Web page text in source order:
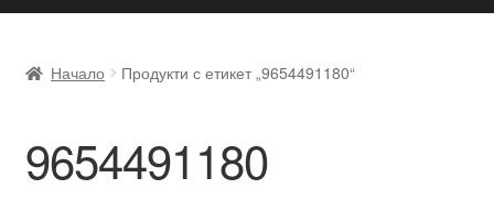
navigation
content
Доставка по целия свят
Жалби
Начало Продукти с етикет „9654491180“
9654491180